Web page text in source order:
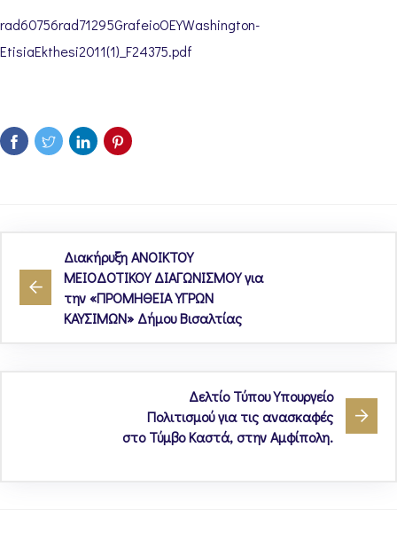
rad60756rad71295GrafeioOEYWashington-
EtisiaEkthesi2011(1)_F24375.pdf
Διακήρυξη ΑΝΟΙΚΤΟΥ
ΜΕΙΟΔΟΤΙΚΟΥ ΔΙΑΓΩΝΙΣΜΟΥ για
την «ΠΡΟΜΗΘΕΙΑ ΥΓΡΩΝ
ΚΑΥΣΙΜΩΝ» Δήμου Βισαλτίας
Δελτίο Τύπου Υπουργείο
Πολιτισμού για τις ανασκαφές
στο Τύμβο Καστά, στην Αμφίπολη.